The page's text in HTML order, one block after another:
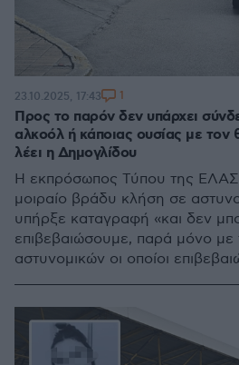
Προς το παρόν δεν υπάρχει
αλκοόλ ή κάποιας ουσίας με τον
λέει η Δημογλίδου
Η εκπρόσωπος Τύπου της ΕΛΑΣ
μοιραίο βράδυ κλήση σε
υπήρξε καταγραφή «και δεν
επιβεβαιώσουμε, παρά μόνο με
αστυνομικών οι οποίοι
23.10.2025, 17:43 1